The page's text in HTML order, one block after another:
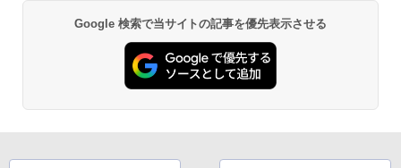
Google 検索で当サイトの記事を優先表示させる